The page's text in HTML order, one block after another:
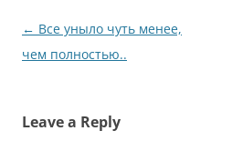
Post
navigation
← Все уныло чуть менее,
чем полностью..
Leave a Reply